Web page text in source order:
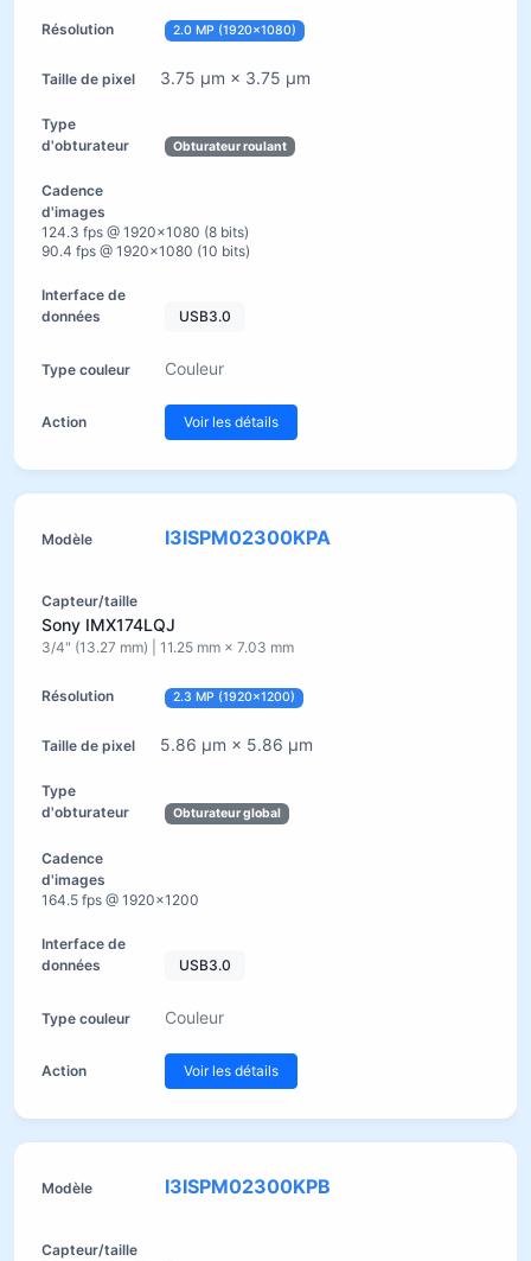
2.0 MP (1920×1080)
3.75 µm × 3.75 µm
Obturateur roulant
124.3 fps @ 1920×1080 (8 bits)
90.4 fps @ 1920×1080 (10 bits)
USB3.0
Couleur
Voir les détails
I3ISPM02300KPA
Sony IMX174LQJ
3/4" (13.27 mm) | 11.25 mm × 7.03 mm
2.3 MP (1920×1200)
5.86 µm × 5.86 µm
Obturateur global
164.5 fps @ 1920×1200
USB3.0
Couleur
Voir les détails
I3ISPM02300KPB